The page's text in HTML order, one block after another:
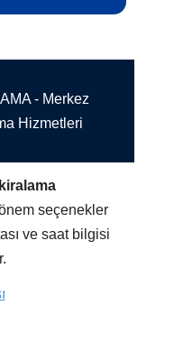
- Merkez
Hizmetleri
seçenekler
ve saat bilgisi